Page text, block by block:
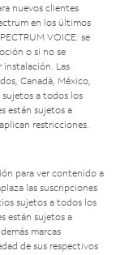
nuevos clientes
en los últimos
VOICE: se
o si no se
instalación. Las
Canadá, México,
sujetos a todos los
están sujetos a
restricciones.
para ver contenido a
las suscripciones
sujetos a todos los
están sujetos a
marcas
de sus respectivos